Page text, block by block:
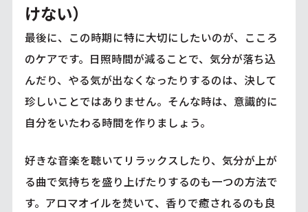
けない）
最後に、この時期に特に大切にしたいのが、こころ
のケアです。日照時間が減ることで、気分が落ち込
んだり、やる気が出なくなったりするのは、決して
珍しいことではありません。そんな時は、意識的に
自分をいたわる時間を作りましょう。
好きな音楽を聴いてリラックスしたり、気分が上が
る曲で気持ちを盛り上げたりするのも一つの方法で
す。アロマオイルを焚いて、香りで癒されるのも良